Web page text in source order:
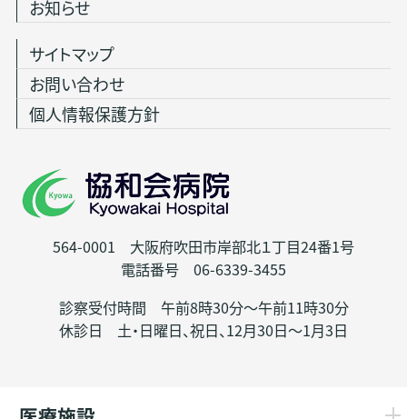
564-0001 大阪府吹田市岸部北１丁目24番1号
電話番号 06-6339-3455
診察受付時間 午前8時30分～午前11時30分
休診日 土・日曜日、祝日、12月30日～1月3日
お知らせ
サイトマップ
お問い合わせ
個人情報保護方針